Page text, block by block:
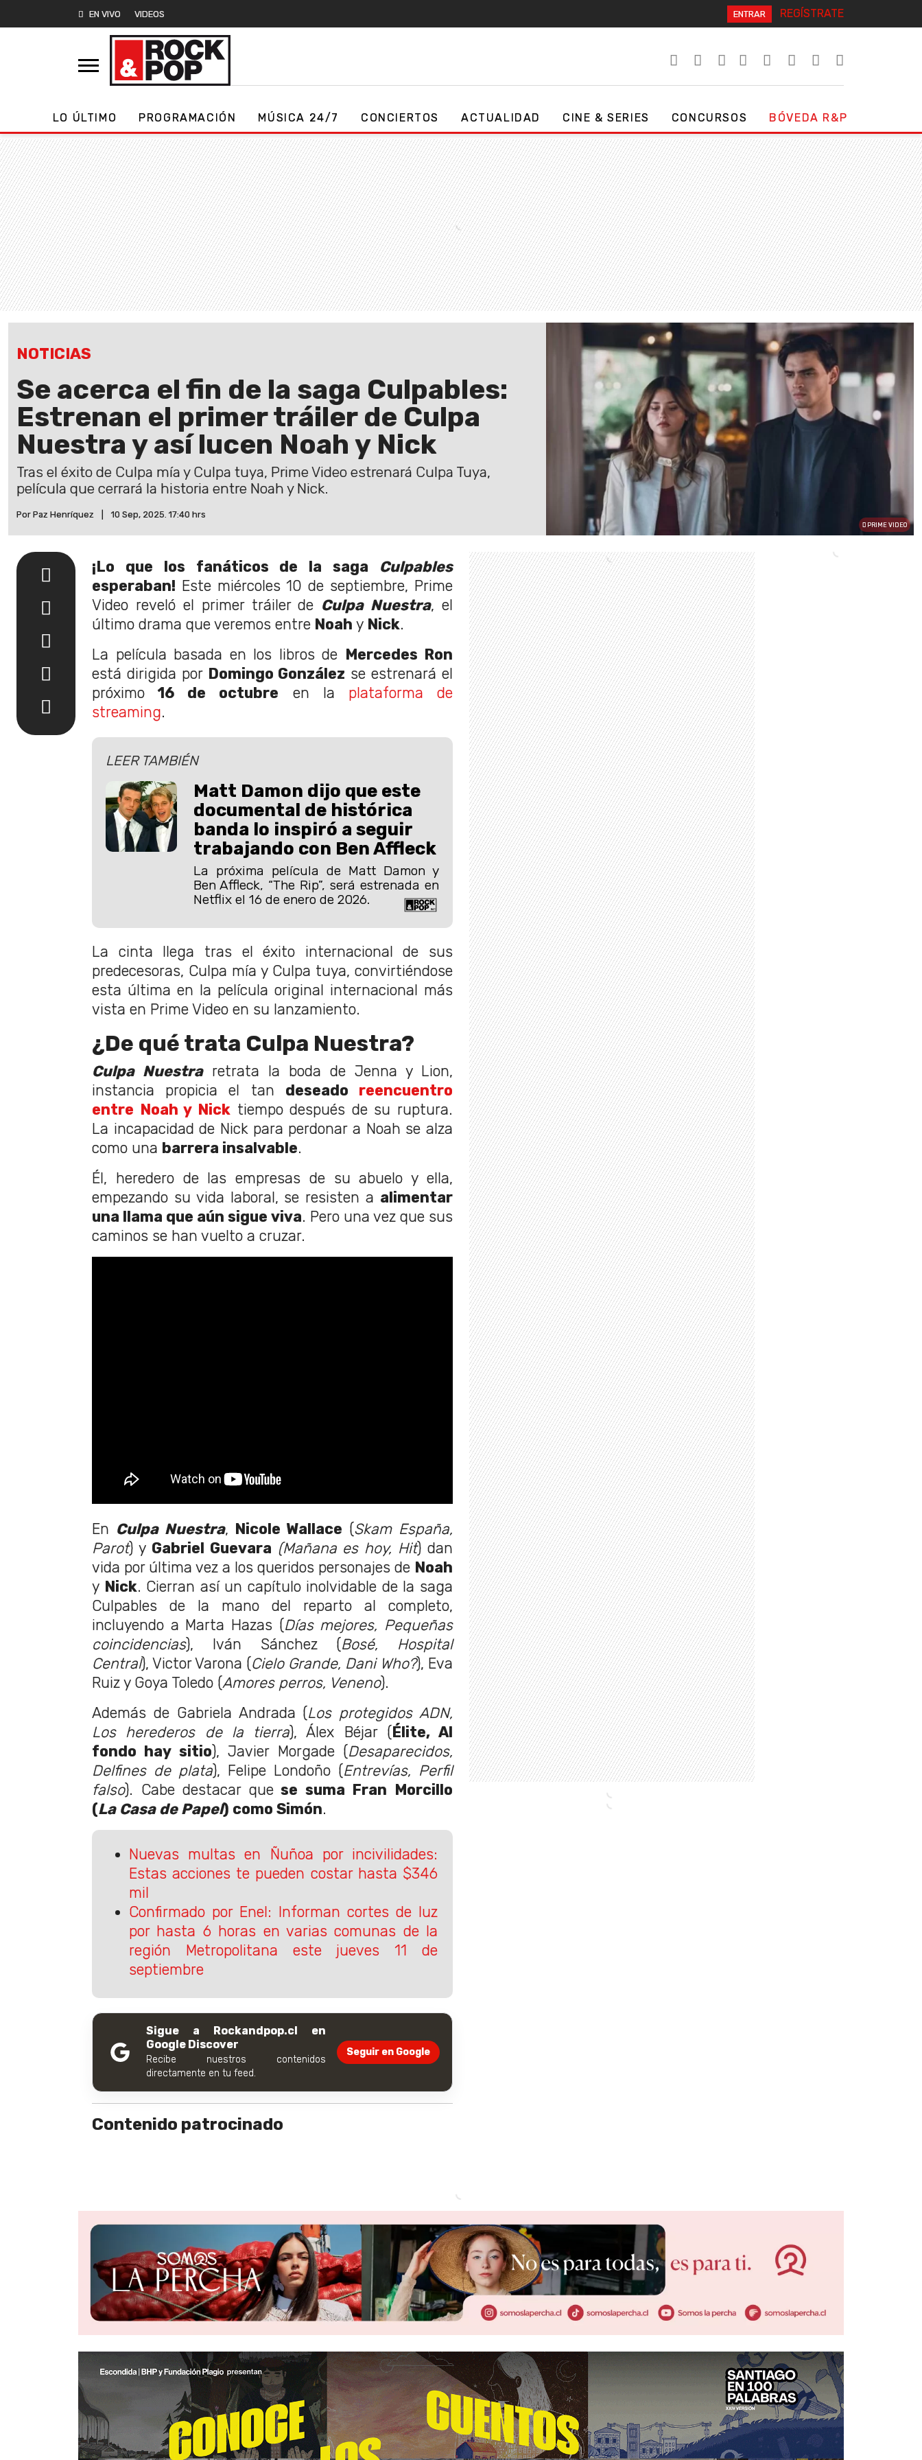
EN VIVO VIDEOS ENTRAR REGÍSTRATE
LO ÚLTIMO PROGRAMACIÓN MÚSICA 24/7 CONCIERTOS ACTUALIDAD CINE & SERIES CONCURSOS BÓVEDA R&P
NOTICIAS
Se acerca el fin de la saga Culpables:
Estrenan el primer tráiler de Culpa
Nuestra y así lucen Noah y Nick
Tras el éxito de Culpa mía y Culpa tuya, Prime Video estrenará Culpa Tuya,
película que cerrará la historia entre Noah y Nick.
Por Paz Henríquez 10 Sep, 2025. 17:40 hrs
PRIME VIDEO
¡Lo que los fanáticos de la saga Culpables
esperaban! Este miércoles 10 de septiembre, Prime
Video reveló el primer tráiler de Culpa Nuestra, el
último drama que veremos entre Noah y Nick.
La película basada en los libros de Mercedes Ron
está dirigida porDomingo González se estrenará el
próximo 16 de octubre en la plataforma de
streaming.
LEER TAMBIÉN
Matt Damon dijo que este
documental de histórica
banda lo inspiró a seguir
trabajando con Ben Affleck
La próxima película de Matt Damon y
Ben Affleck, “The Rip”, será estrenada en
Netflix el 16 de enero de 2026.
La cinta llega tras el éxito internacional de sus
predecesoras, Culpa mía y Culpa tuya, convirtiéndose
esta última en la película original internacional más
vista en Prime Video en su lanzamiento.
¿De qué trata Culpa Nuestra?
Culpa Nuestra retrata la boda de Jenna y Lion,
instancia propicia el tan deseado reencuentro
entre Noah y Nicktiempo después de su ruptura.
La incapacidad de Nick para perdonar a Noah se alza
como una barrera insalvable.
Él, heredero de las empresas de su abuelo y ella,
empezando su vida laboral, se resisten a alimentar
una llama que aún sigue viva. Pero una vez que sus
caminos se han vuelto a cruzar.
En Culpa Nuestra, Nicole Wallace (Skam España,
Parot) y Gabriel Guevara (Mañana es hoy, Hit) dan
vida por última vez a los queridos personajes de Noah
y Nick. Cierran así un capítulo inolvidable de la saga
Culpables de la mano del reparto al completo,
incluyendo a Marta Hazas (Días mejores, Pequeñas
coincidencias), Iván Sánchez (Bosé, Hospital
Central), Victor Varona (Cielo Grande, Dani Who?), Eva
Ruiz y Goya Toledo (Amores perros, Veneno).
Además de Gabriela Andrada (Los protegidos ADN,
Los herederos de la tierra), Álex Béjar (Élite, Al
fondo hay sitio), Javier Morgade (Desaparecidos,
Delfines de plata), Felipe Londoño (Entrevías, Perfil
falso). Cabe destacar quese suma Fran Morcillo
(La Casa de Papel) como Simón.
Nuevas multas en Ñuñoa por incivilidades:
Estas acciones te pueden costar hasta $346
mil
Confirmado por Enel: Informan cortes de luz
por hasta 6 horas en varias comunas de la
región Metropolitana este jueves 11 de
septiembre
Sigue a Rockandpop.cl en
Google Discover
Recibe nuestros contenidos
directamente en tu feed.
Seguir en Google
Contenido patrocinado